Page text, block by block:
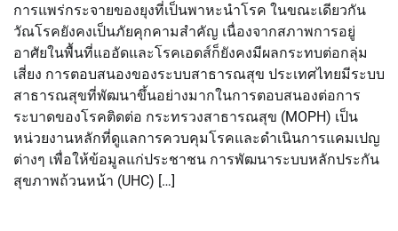
การแพร่กระจายของยุงที่เป็นพาหะนำโรค ในขณะเดียวกัน
วัณโรคยังคงเป็นภัยคุกคามสำคัญ เนื่องจากสภาพการอยู่
อาศัยในพื้นที่แออัดและโรคเอดส์ก็ยังคงมีผลกระทบต่อกลุ่ม
เสี่ยง การตอบสนองของระบบสาธารณสุข ประเทศไทยมีระบบ
สาธารณสุขที่พัฒนาขึ้นอย่างมากในการตอบสนองต่อการ
ระบาดของโรคติดต่อ กระทรวงสาธารณสุข (MOPH) เป็น
หน่วยงานหลักที่ดูแลการควบคุมโรคและดำเนินการแคมเปญ
ต่างๆ เพื่อให้ข้อมูลแก่ประชาชน การพัฒนาระบบหลักประกัน
สุขภาพถ้วนหน้า (UHC) […]